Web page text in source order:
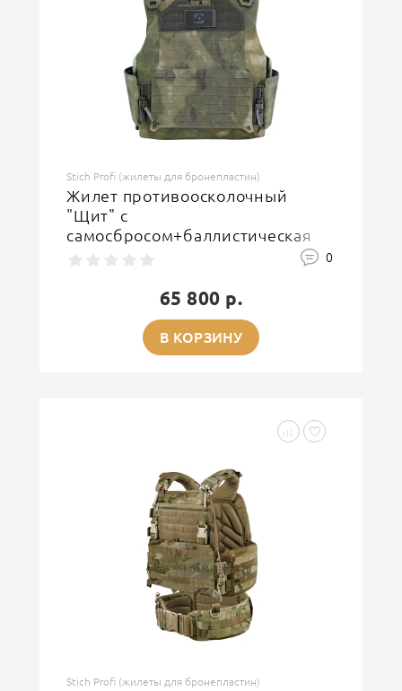
Stich Profi (жилеты для бронепластин)
Жилет противоосколочный
"Щит" с
самосбросом+баллистическая
защита (550 м/с)(1 размер)(ММ)0
65 800 р.
В КОРЗИНУ
Stich Profi (жилеты для бронепластин)